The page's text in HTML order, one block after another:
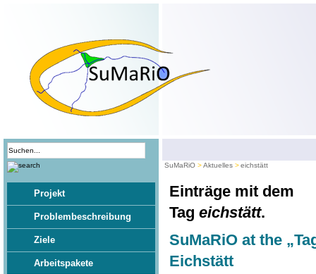
Projekt
Problembeschreibung
Ziele
Arbeitspakete
SuMaRiO Aktuelles eichstätt
Einträge mit dem
Tag eichstätt.
SuMaRiO at the
Eichstätt